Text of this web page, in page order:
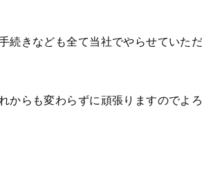
続きなども全て当社でやらせていた
からも変わらずに頑張りますのでよ